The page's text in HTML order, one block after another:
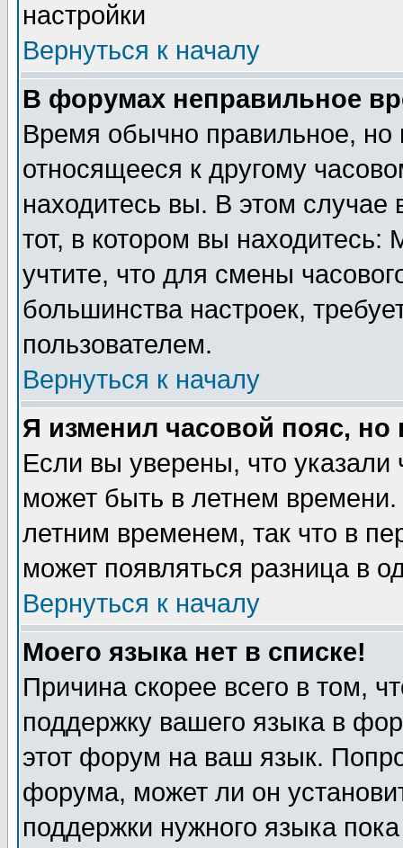
настройки
Вернуться к началу
В форумах неправильное
Время обычно правильное,
относящееся к другому
находитесь вы. В этом
тот, в котором вы
учтите, что для смены
большинства настроек,
пользователем.
Вернуться к началу
Я изменил часовой пояс,
Если вы уверены, что указали
может быть в летнем
летним временем, так что в
может появляться разница в
Вернуться к началу
Моего языка нет в списке!
Причина скорее всего в том,
поддержку вашего языка в
этот форум на ваш язык.
форума, может ли он
поддержки нужного языка